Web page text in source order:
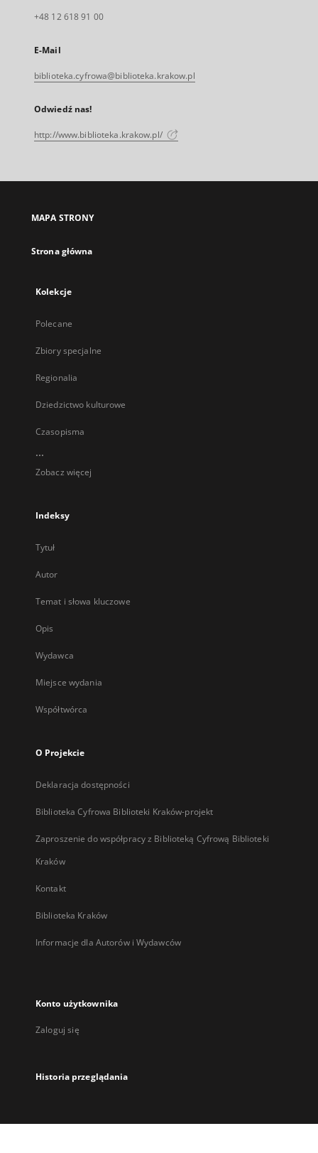
+48 12 618 91 00
E-Mail
biblioteka.cyfrowa@biblioteka.krakow.pl
Odwiedź nas!
http://www.biblioteka.krakow.pl/
MAPA STRONY
Strona główna
Kolekcje
Polecane
Zbiory specjalne
Regionalia
Dziedzictwo kulturowe
Czasopisma
...
Zobacz więcej
Indeksy
Tytuł
Autor
Temat i słowa kluczowe
Opis
Wydawca
Miejsce wydania
Współtwórca
O Projekcie
Deklaracja dostępności
Biblioteka Cyfrowa Biblioteki Kraków-projekt
Zaproszenie do współpracy z Biblioteką Cyfrową Biblioteki
Kraków
Kontakt
Biblioteka Kraków
Informacje dla Autorów i Wydawców
Konto użytkownika
Zaloguj się
Historia przeglądania